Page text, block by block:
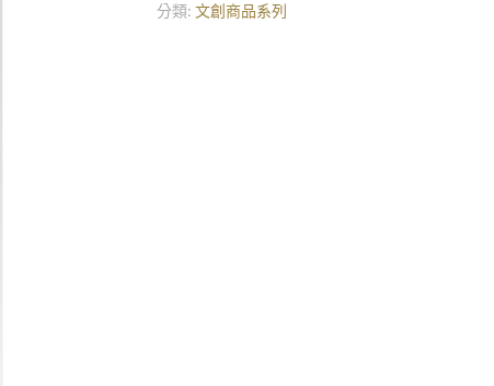
分類: 文創商品系列